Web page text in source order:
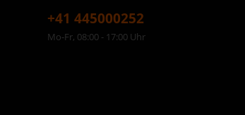
+41 445000252
Mo-Fr, 08:00 - 17:00 Uhr